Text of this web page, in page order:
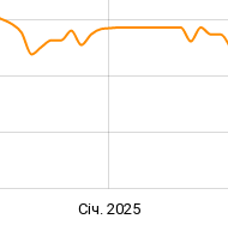
Січ. 2025